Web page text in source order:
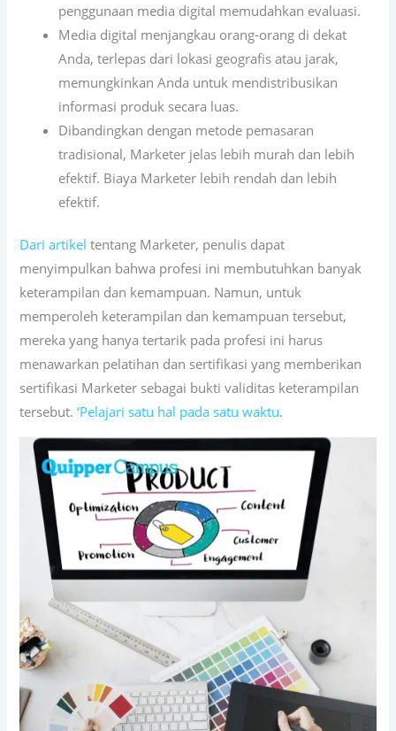
penggunaan media digital memudahkan evaluasi.
Media digital menjangkau orang-orang di dekat
Anda, terlepas dari lokasi geografis atau jarak,
memungkinkan Anda untuk mendistribusikan
informasi produk secara luas.
Dibandingkan dengan metode pemasaran
tradisional, Marketer jelas lebih murah dan lebih
efektif. Biaya Marketer lebih rendah dan lebih
efektif.
Dari artikel tentang Marketer, penulis dapat
menyimpulkan bahwa profesi ini membutuhkan banyak
keterampilan dan kemampuan. Namun, untuk
memperoleh keterampilan dan kemampuan tersebut,
mereka yang hanya tertarik pada profesi ini harus
menawarkan pelatihan dan sertifikasi yang memberikan
sertifikasi Marketer sebagai bukti validitas keterampilan
tersebut.‘Pelajari satu hal pada satu waktu.